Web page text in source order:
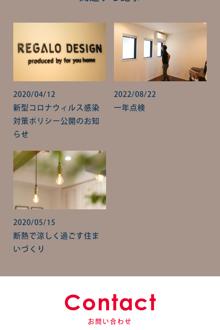
2020/04/12
新型コロナウィルス感染
対策ポリシー公開のお知
らせ
2022/08/22
一年点検
2020/05/15
断熱で涼しく過ごす住ま
いづくり
Contact
お問い合わせ